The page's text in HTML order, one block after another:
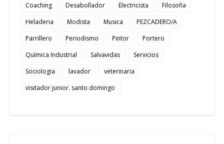
Coaching
Desabollador Electricista
Filosofia
Heladeria
Modista Musica
PEZCADERO/A
Parrillero
Periodismo Pintor
Portero
Química Industrial
Salvavidas
Servicios
Sociologia
lavador
veterinaria
visitador junior. santo domingo